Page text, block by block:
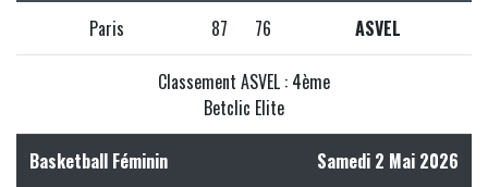
Paris 87 76 ASVEL
Classement ASVEL : 4ème
Betclic Elite
Basketball Féminin Samedi 2 Mai 2026